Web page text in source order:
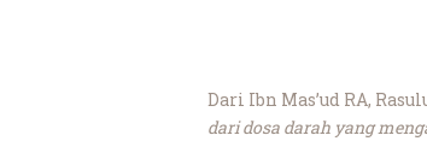
Dari Ibn Mas’ud RA,
dari dosa darah yang